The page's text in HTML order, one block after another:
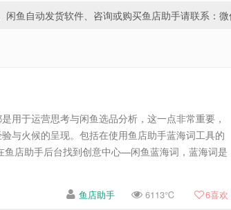
鱼自动发货软件、咨询或购买鱼店助手请联系：
用于运营思考与闲鱼选品分析，这一点非常重要，
与火候的呈现。包括在使用鱼店助手蓝海词工具的
鱼店助手后台找到创意中心—闲鱼蓝海词，蓝海词是
鱼店助手 6113℃ 6喜欢